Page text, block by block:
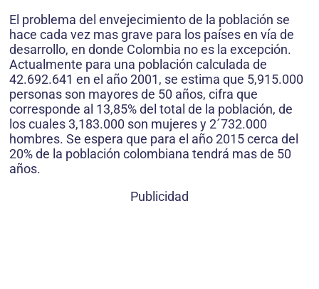
El problema del envejecimiento de la población se
hace cada vez mas grave para los países en vía de
desarrollo, en donde Colombia no es la excepción.
Actualmente para una población calculada de
42.692.641 en el año 2001, se estima que 5,915.000
personas son mayores de 50 años, cifra que
corresponde al 13,85% del total de la población, de
los cuales 3,183.000 son mujeres y 2´732.000
hombres. Se espera que para el año 2015 cerca del
20% de la población colombiana tendrá mas de 50
años.
Publicidad